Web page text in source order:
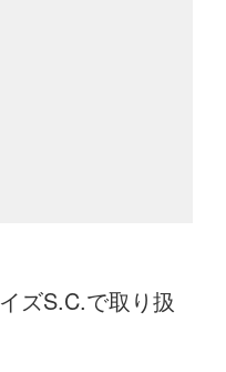
ズS.C.で取り扱